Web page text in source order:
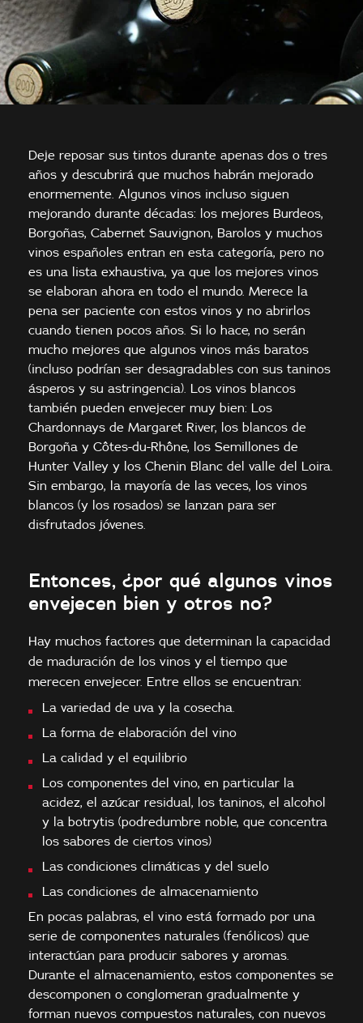
Deje reposar sus tintos durante apenas dos o tres
años y descubrirá que muchos habrán mejorado
enormemente. Algunos vinos incluso siguen
mejorando durante décadas: los mejores Burdeos,
Borgoñas, Cabernet Sauvignon, Barolos y muchos
vinos españoles entran en esta categoría, pero no
es una lista exhaustiva, ya que los mejores vinos
se elaboran ahora en todo el mundo. Merece la
pena ser paciente con estos vinos y no abrirlos
cuando tienen pocos años. Si lo hace, no serán
mucho mejores que algunos vinos más baratos
(incluso podrían ser desagradables con sus taninos
ásperos y su astringencia). Los vinos blancos
también pueden envejecer muy bien: Los
Chardonnays de Margaret River, los blancos de
Borgoña y Côtes-du-Rhône, los Semillones de
Hunter Valley y los Chenin Blanc del valle del Loira.
Sin embargo, la mayoría de las veces, los vinos
blancos (y los rosados) se lanzan para ser
disfrutados jóvenes.
Entonces, ¿por qué algunos vinos
envejecen bien y otros no?
Hay muchos factores que determinan la capacidad
de maduración de los vinos y el tiempo que
merecen envejecer. Entre ellos se encuentran:
La variedad de uva y la cosecha.
La forma de elaboración del vino
La calidad y el equilibrio
Los componentes del vino, en particular la
acidez, el azúcar residual, los taninos, el alcohol
y la botrytis (podredumbre noble, que concentra
los sabores de ciertos vinos)
Las condiciones climáticas y del suelo
Las condiciones de almacenamiento
En pocas palabras, el vino está formado por una
serie de componentes naturales (fenólicos) que
interactúan para producir sabores y aromas.
Durante el almacenamiento, estos componentes se
descomponen o conglomeran gradualmente y
forman nuevos compuestos naturales, con nuevos